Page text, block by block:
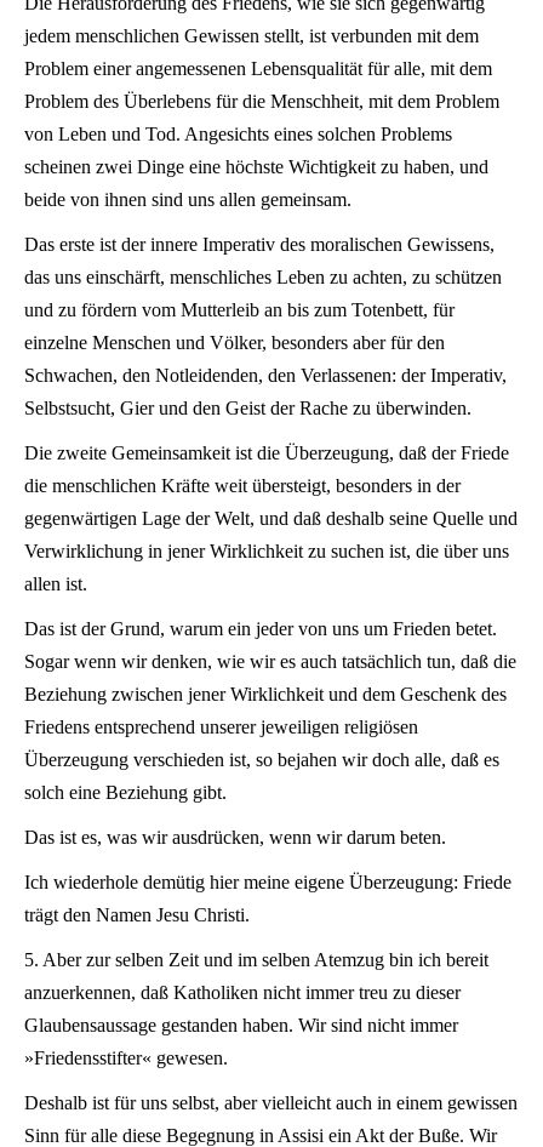
jedem menschlichen Gewissen stellt, ist verbunden mit dem
Problem einer angemessenen Lebensqualität für alle, mit dem
Problem des Überlebens für die Menschheit, mit dem Problem
von Leben und Tod. Angesichts eines solchen Problems
scheinen zwei Dinge eine höchste Wichtigkeit zu haben, und
beide von ihnen sind uns allen gemeinsam.
Das erste ist der innere Imperativ des moralischen Gewissens,
das uns einschärft, menschliches Leben zu achten, zu schützen
und zu fördern vom Mutterleib an bis zum Totenbett, für
einzelne Menschen und Völker, besonders aber für den
Schwachen, den Notleidenden, den Verlassenen: der Imperativ,
Selbstsucht, Gier und den Geist der Rache zu überwinden.
Die zweite Gemeinsamkeit ist die Überzeugung, daß der Friede
die menschlichen Kräfte weit übersteigt, besonders in der
gegenwärtigen Lage der Welt, und daß deshalb seine Quelle und
Verwirklichung in jener Wirklichkeit zu suchen ist, die über uns
allen ist.
Das ist der Grund, warum ein jeder von uns um Frieden betet.
Sogar wenn wir denken, wie wir es auch tatsächlich tun, daß die
Beziehung zwischen jener Wirklichkeit und dem Geschenk des
Friedens entsprechend unserer jeweiligen religiösen
Überzeugung verschieden ist, so bejahen wir doch alle, daß es
solch eine Beziehung gibt.
Das ist es, was wir ausdrücken, wenn wir darum beten.
Ich wiederhole demütig hier meine eigene Überzeugung: Friede
trägt den Namen Jesu Christi.
5. Aber zur selben Zeit und im selben Atemzug bin ich bereit
anzuerkennen, daß Katholiken nicht immer treu zu dieser
Glaubensaussage gestanden haben. Wir sind nicht immer
»Friedensstifter« gewesen.
Deshalb ist für uns selbst, aber vielleicht auch in einem gewissen
Sinn für alle diese Begegnung in Assisi ein Akt der Buße. Wir